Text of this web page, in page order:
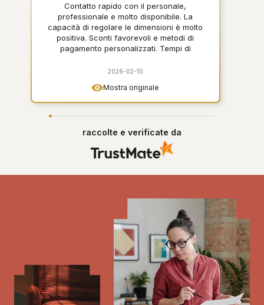
Mostra originale
Contatto rapido con il personale,
professionale e molto disponibile. La
capacità di regolare le dimensioni è molto
positiva. Sconti favorevoli e metodi di
pagamento personalizzati. Tempi di
perfezione. Qualità del prodotto molto
vivamente
2026-02-10
raccolte e verificate da